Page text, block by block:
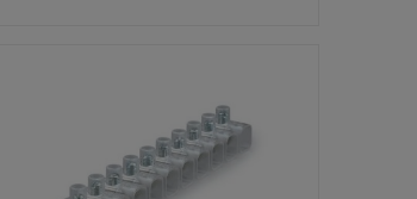
- gwarancja 1 rok lub dłużej zgodnie z
wytycznymi producenta